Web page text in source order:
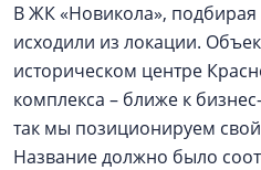
В ЖК «Новикола»,
исходили из локации.
историческом центре
комплекса – ближе к
так мы позиционируем
Название должно было